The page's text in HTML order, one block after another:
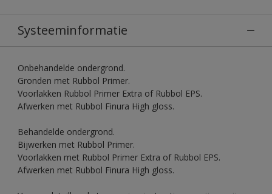
Systeeminformatie
Onbehandelde ondergrond.
Gronden met Rubbol Primer.
Voorlakken Rubbol Primer Extra of Rubbol EPS.
Afwerken met Rubbol Finura High gloss.
Behandelde ondergrond.
Bijwerken met Rubbol Primer.
Voorlakken met Rubbol Primer Extra of Rubbol EPS.
Afwerken met Rubbol Finura High gloss.